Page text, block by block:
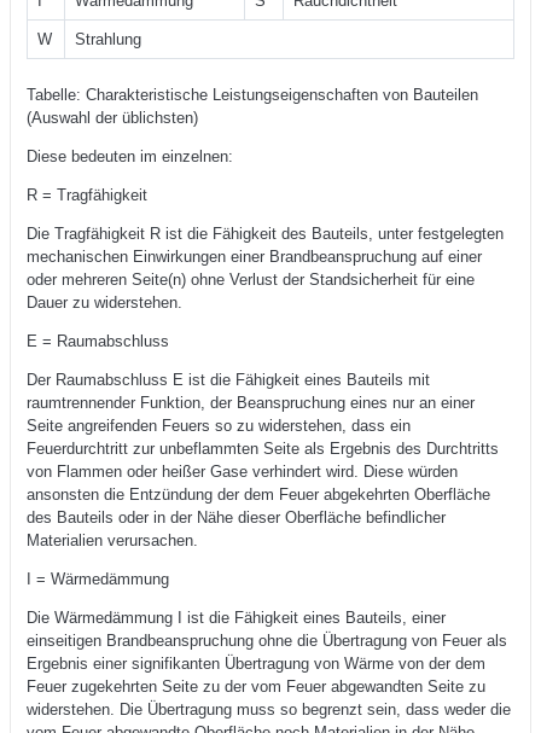
W Strahlung
Tabelle: Charakteristische Leistungseigenschaften von Bauteilen
(Auswahl der üblichsten)
Diese bedeuten im einzelnen:
R = Tragfähigkeit
Die Tragfähigkeit R ist die Fähigkeit des Bauteils, unter festgelegten
mechanischen Einwirkungen einer Brandbeanspruchung auf einer
oder mehreren Seite(n) ohne Verlust der Standsicherheit für eine
Dauer zu widerstehen.
E = Raumabschluss
Der Raumabschluss E ist die Fähigkeit eines Bauteils mit
raumtrennender Funktion, der Beanspruchung eines nur an einer
Seite angreifenden Feuers so zu widerstehen, dass ein
Feuerdurchtritt zur unbeflammten Seite als Ergebnis des Durchtritts
von Flammen oder heißer Gase verhindert wird. Diese würden
ansonsten die Entzündung der dem Feuer abgekehrten Oberfläche
des Bauteils oder in der Nähe dieser Oberfläche befindlicher
Materialien verursachen.
I = Wärmedämmung
Die Wärmedämmung I ist die Fähigkeit eines Bauteils, einer
einseitigen Brandbeanspruchung ohne die Übertragung von Feuer als
Ergebnis einer signifikanten Übertragung von Wärme von der dem
Feuer zugekehrten Seite zu der vom Feuer abgewandten Seite zu
widerstehen. Die Übertragung muss so begrenzt sein, dass weder die